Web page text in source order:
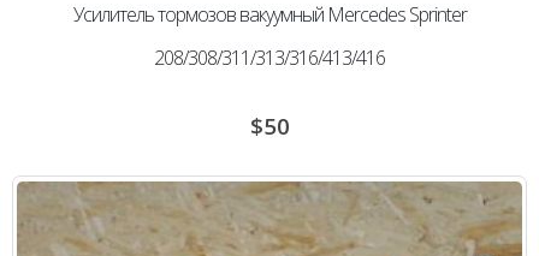
Усилитель тормозов вакуумный Mercedes Sprinter
208/308/311/313/316/413/416
$50